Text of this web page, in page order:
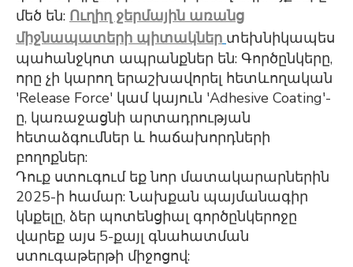
մեծ են: Ուղիղ ջերմային առանց
միջնապատերի պիտակներ տեխնիկապես
պահանջկոտ ապրանքներ են: Գործընկերը,
որը չի կարող երաշխավորել հետևողական
'Release Force' կամ կայուն 'Adhesive Coating'-
ը, կառաջացնի արտադրության
հետաձգումներ և հաճախորդների
բողոքներ:
Դուք ստուգում եք նոր մատակարարներին
2025-ի համար: Նախքան պայմանագիր
կնքելը, ձեր պոտենցիալ գործընկերոջը
վարեք այս 5-քայլ գնահատման
ստուգաթերթի միջոցով: